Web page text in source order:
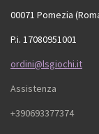
00071 Pomezia
P.i. 17080951001
ordini@lsgiochi.it
Assistenza
+390693377374